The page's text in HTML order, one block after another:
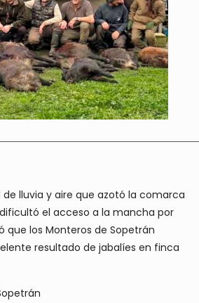
de lluvia y aire que azotó la comarca
el acceso a la mancha por
que los Monteros de Sopetrán
resultado de jabalíes en finca